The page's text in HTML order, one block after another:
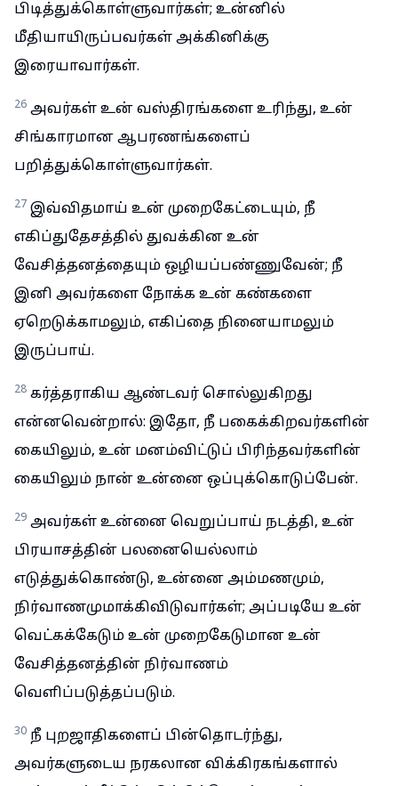
பிடித்துக்கொள்ளுவார்கள்; உன்னில்
மீதியாயிருப்பவர்கள் அக்கினிக்கு
இரையாவார்கள்.
26 அவர்கள் உன் வஸ்திரங்களை உரிந்து, உன்
சிங்காரமான ஆபரணங்களைப்
பறித்துக்கொள்ளுவார்கள்.
27 இவ்விதமாய் உன் முறைகேட்டையும், நீ
எகிப்துதேசத்தில் துவக்கின உன்
வேசித்தனத்தையும் ஒழியப்பண்ணுவேன்; நீ
இனி அவர்களை நோக்க உன் கண்களை
ஏறெடுக்காமலும், எகிப்தை நினையாமலும்
இருப்பாய்.
28 கர்த்தராகிய ஆண்டவர் சொல்லுகிறது
என்னவென்றால்: இதோ, நீ பகைக்கிறவர்களின்
கையிலும், உன் மனம்விட்டுப் பிரிந்தவர்களின்
கையிலும் நான் உன்னை ஒப்புக்கொடுப்பேன்.
29 அவர்கள் உன்னை வெறுப்பாய் நடத்தி, உன்
பிரயாசத்தின் பலனையெல்லாம்
எடுத்துக்கொண்டு, உன்னை அம்மணமும்,
நிர்வாணமுமாக்கிவிடுவார்கள்; அப்படியே உன்
வெட்கக்கேடும் உன் முறைகேடுமான உன்
வேசித்தனத்தின் நிர்வாணம்
வெளிப்படுத்தப்படும்.
30 நீ புறஜாதிகளைப் பின்தொடர்ந்து,
அவர்களுடைய நரகலான விக்கிரகங்களால்